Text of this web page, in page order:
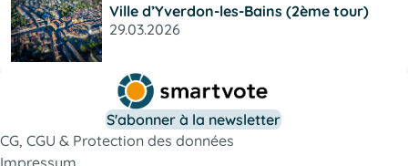
Ville d’Yverdon-les-Bains (2ème tour)
29.03.2026
S'abonner à la newsletter
CG, CGU & Protection des données
Impressum